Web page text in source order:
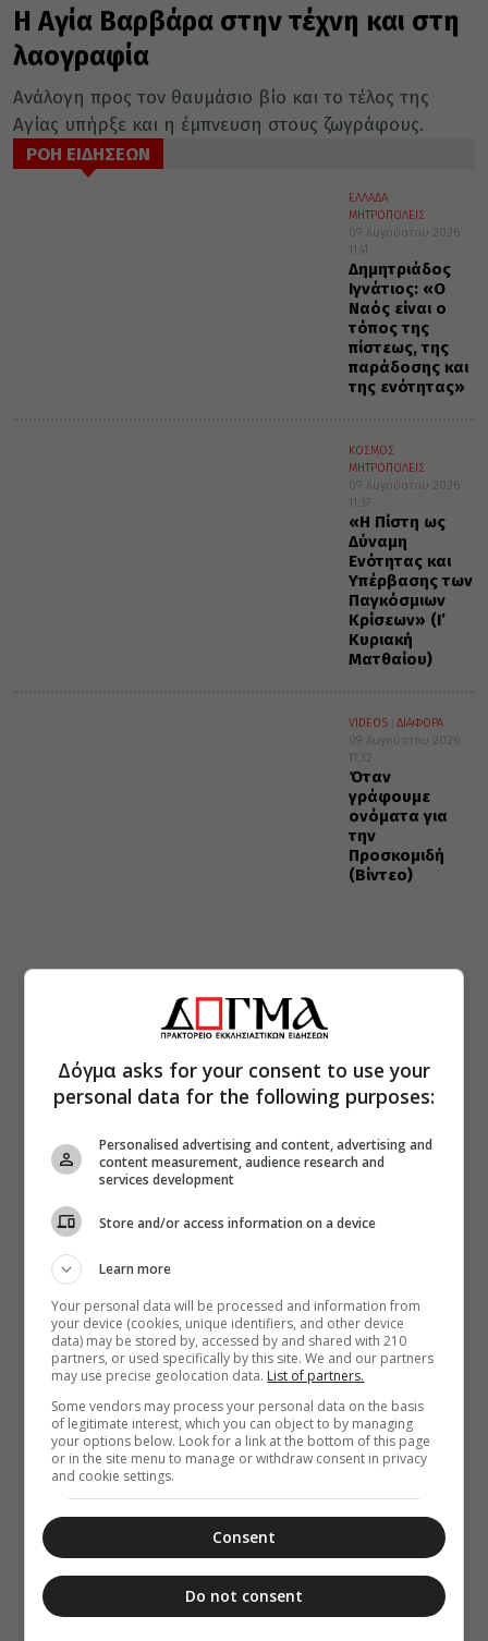
Η Αγία Βαρβάρα στην τέχνη και στη
λαογραφία
Ανάλογη προς τον θαυμάσιο βίο και το τέλος της
Αγίας υπήρξε και η έμπνευση στους ζωγράφους.
ΡΟΗ ΕΙΔΗΣΕΩΝ
ΕΛΛΑΔΑ
ΜΗΤΡΟΠΟΛΕΙΣ
09 Αυγούστου 2026
11:41
Δημητριάδος
Ιγνάτιος: «Ο
Ναός είναι ο
τόπος της
πίστεως, της
παράδοσης και
της ενότητας»
ΚΟΣΜΟΣ
ΜΗΤΡΟΠΟΛΕΙΣ
09 Αυγούστου 2026
11:37
«Η Πίστη ως
Δύναμη
Ενότητας και
Υπέρβασης των
Παγκόσμιων
Κρίσεων» (Ι’
Κυριακή
Ματθαίου)
VIDEOS
ΔΙΑΦΟΡΑ
09 Αυγούστου 2026
11:32
Όταν
γράφουμε
ονόματα για
την
Προσκομιδή
(Βίντεο)
Δόγμα asks for your consent to use your
personal data for the following purposes:
Personalised advertising and content, advertising and
content measurement, audience research and
services development
Store and/or access information on a device
Learn more
Your personal data will be processed and information from
your device (cookies, unique identifiers, and other device
data) may be stored by, accessed by and shared with 210
partners, or used specifically by this site. We and our partners
may use precise geolocation data. List of partners.
Some vendors may process your personal data on the basis
of legitimate interest, which you can object to by managing
your options below. Look for a link at the bottom of this page
or in the site menu to manage or withdraw consent in privacy
and cookie settings.
Consent
Do not consent